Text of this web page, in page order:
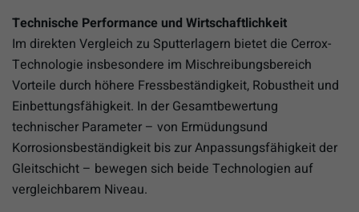
Technische Performance und Wirtschaftlichkeit
Im direkten Vergleich zu Sputterlagern bietet die Cerrox-
Technologie insbesondere im Mischreibungsbereich
Vorteile durch höhere Fressbeständigkeit, Robustheit und
Einbettungsfähigkeit. In der Gesamtbewertung
technischer Parameter – von Ermüdungsund
Korrosionsbeständigkeit bis zur Anpassungsfähigkeit der
Gleitschicht – bewegen sich beide Technologien auf
vergleichbarem Niveau.